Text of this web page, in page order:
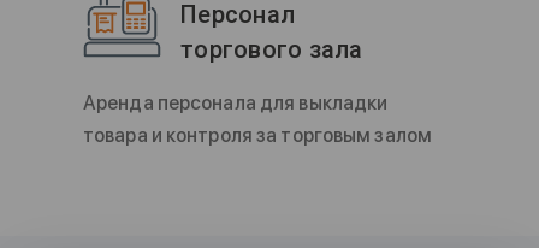
Персонал
торгового зала
Аренда персонала для выкладки
товара и контроля за торговым залом